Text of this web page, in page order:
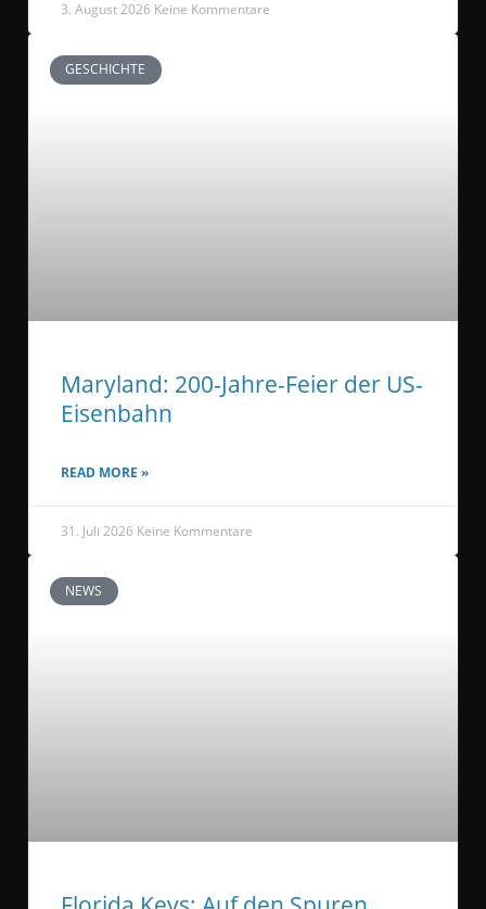
3. August 2026 Keine Kommentare
GESCHICHTE
Maryland: 200-Jahre-Feier der US-
Eisenbahn
READ MORE »
31. Juli 2026 Keine Kommentare
NEWS